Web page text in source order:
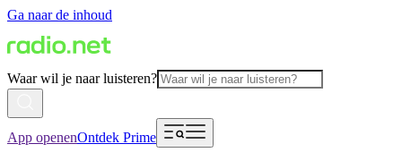
Ga naar de inhoud
Waar wil je naar luisteren?
App openenOntdek Prime